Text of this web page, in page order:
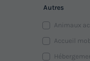
Autres
Animaux
Accueil